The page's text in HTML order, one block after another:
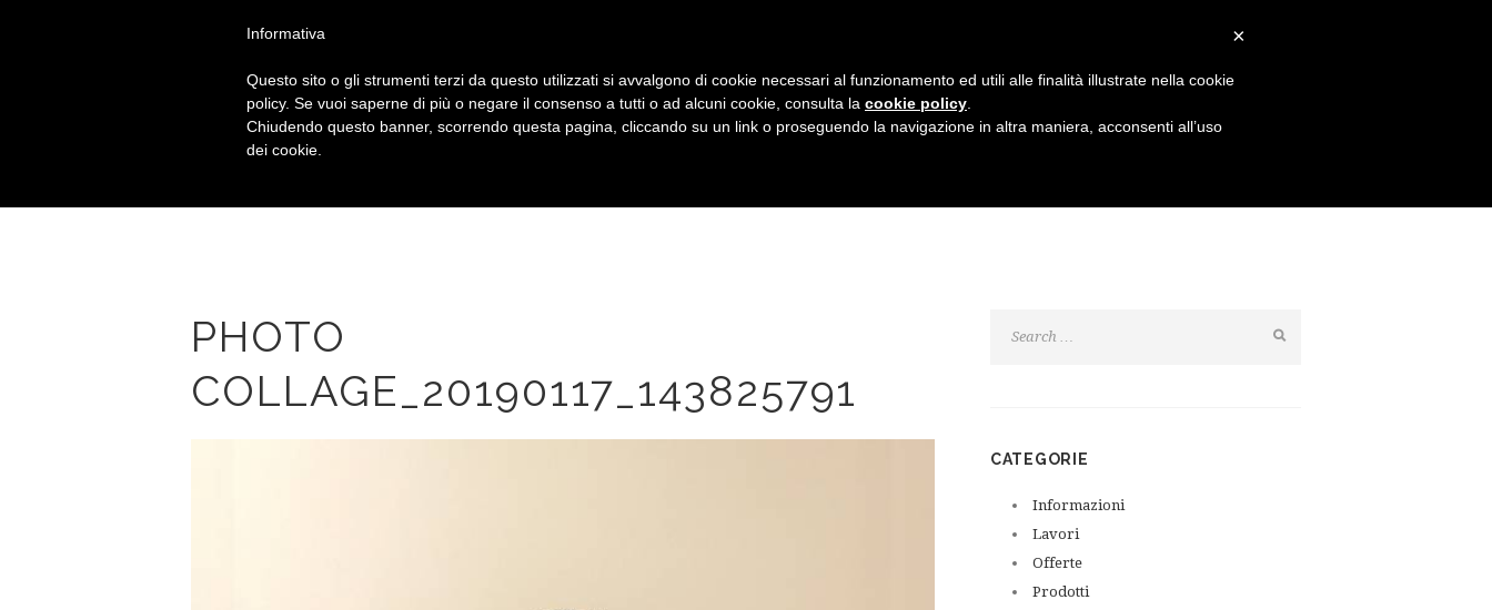
HOME IL TEAM SERVIZI GALLERIA
PHOTO
COLLAGE_20190117_143825791
CATEGORIE
Informazioni
Lavori
Offerte
Prodotti
×
Informativa
Questo sito o gli strumenti terzi da questo utilizzati si avvalgono di cookie necessari al funzionamento ed utili alle finalità illustrate nella cookie
policy. Se vuoi saperne di più o negare il consenso a tutti o ad alcuni cookie, consulta la cookie policy
Chiudendo questo banner, scorrendo questa pagina, cliccando su un link o proseguendo la navigazione in altra maniera, acconsenti all’uso
dei cookie.